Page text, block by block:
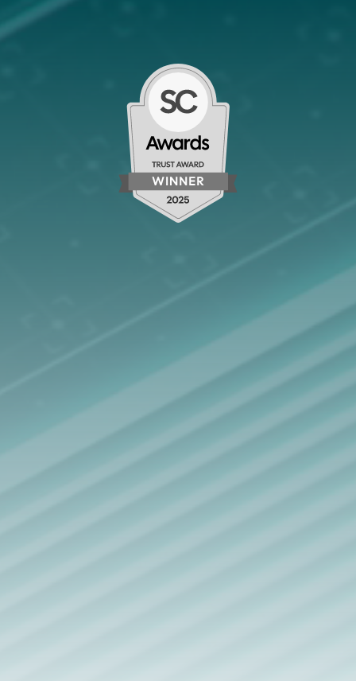
PARA PEQUEÑAS Y MEDIANAS
EMPRESAS
Protección integral para endpoints, datos y redes